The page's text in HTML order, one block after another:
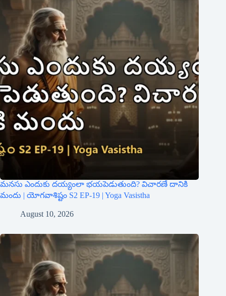
మనసు ఎందుకు దయ్యంలా భయపెడుతుంది? విచారణే దానికి
మందు | యోగవాశిష్టం S2 EP-19 | Yoga Vasistha
August 10, 2026